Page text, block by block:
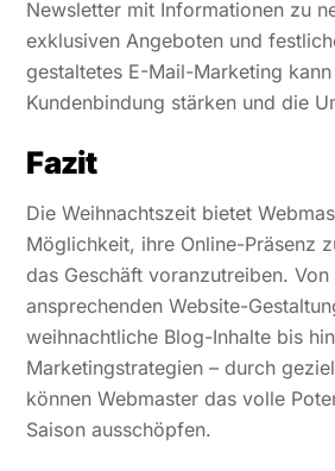
Newsletter mit Informationen zu
exklusiven Angeboten und
gestaltetes E-Mail-Marketing
Kundenbindung stärken und die
Fazit
Die Weihnachtszeit bietet
Möglichkeit, ihre Online-Präsenz
das Geschäft voranzutreiben. Von
ansprechenden Website-
weihnachtliche Blog-Inhalte bis
Marketingstrategien – durch
können Webmaster das volle
Saison ausschöpfen.